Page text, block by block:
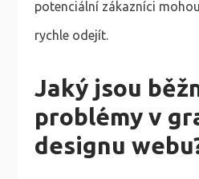
potenciální zákazníci
rychle odejít.
Jaký jsou
problémy v
designu